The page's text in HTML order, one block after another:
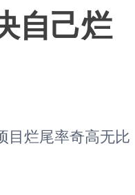
自己烂
目烂尾率奇高无比